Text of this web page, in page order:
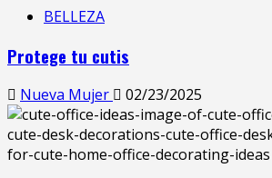
BELLEZA
Protege tu cutis
Nueva Mujer 02/23/2025